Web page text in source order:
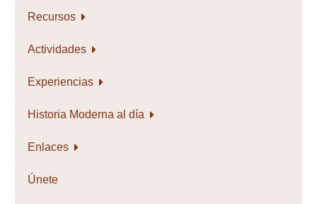
Recursos
Actividades
Experiencias
Historia Moderna al día
Enlaces
Únete